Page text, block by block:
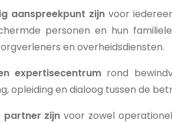
aanspreekpunt zijn voor
personen en hun
en overheidsdiensten.
expertisecentrum rond
opleiding en dialoog tussen de
partner zijn voor zowel